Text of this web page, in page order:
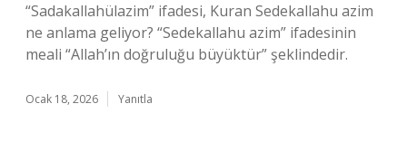
“Sadakallahülazim” ifadesi, Kuran Sedekallahu azim
ne anlama geliyor? “Sedekallahu azim” ifadesinin
meali “Allah’ın doğruluğu büyüktür” şeklindedir.
Ocak 18, 2026 Yanıtla